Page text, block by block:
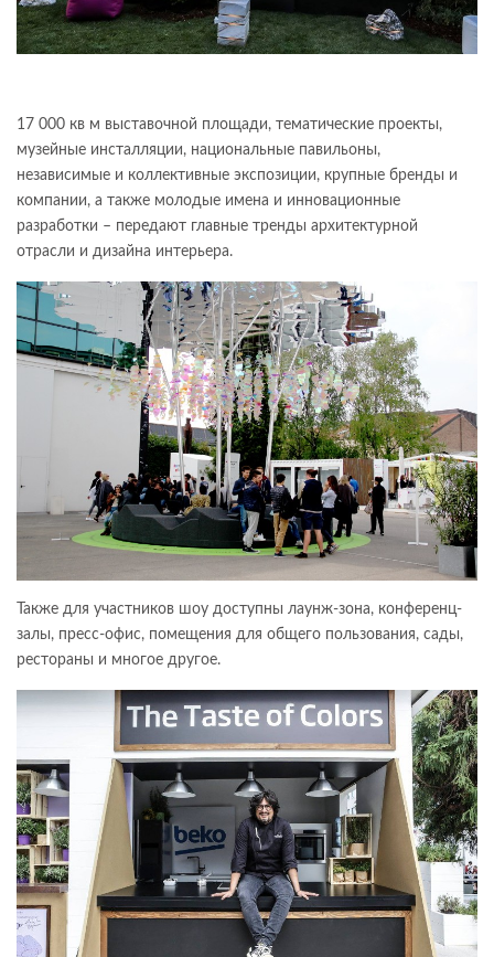
17 000 кв м выставочной площади, тематические проекты,
музейные инсталляции, национальные павильоны,
независимые и коллективные экспозиции, крупные бренды и
компании, а также молодые имена и инновационные
разработки – передают главные тренды архитектурной
отрасли и дизайна интерьера.
Также для участников шоу доступны лаунж-зона, конференц-
залы, пресс-офис, помещения для общего пользования, сады,
рестораны и многое другое.